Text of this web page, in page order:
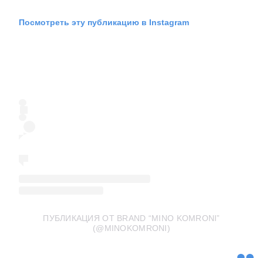
Посмотреть эту публикацию в Instagram
ПУБЛИКАЦИЯ ОТ BRAND “MINO KOMRONI”
(@MINOKOMRONI)